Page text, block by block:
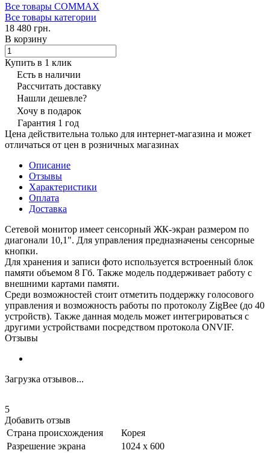
Все товары COMMAX
Все товары категории
18 480 грн.
В корзину
Купить в 1 клик
Есть в наличии
Рассчитать доставку
Нашли дешевле?
Хочу в подарок
Гарантия 1 год
Цена действительна только для интернет-магазина и может
отличаться от цен в розничных магазинах
Описание
Отзывы
Характеристики
Оплата
Доставка
Сетевой монитор имеет сенсорный ЖК-экран размером по
диагонали 10,1". Для управления предназначены сенсорные
кнопки.
Для хранения и записи фото используется встроенный блок
памяти объемом 8 Гб. Также модель поддерживает работу с
внешними картами памяти.
Среди возможностей стоит отметить поддержку голосового
управления и возможность работы по протоколу ZigBee (до 40
устройств). Также данная модель может интегрироваться с
другими устройствами посредством протокола ONVIF.
Отзывы
Загрузка отзывов...
5
Добавить отзыв
Страна происхождения
Корея
Разрешение экрана
1024 x 600